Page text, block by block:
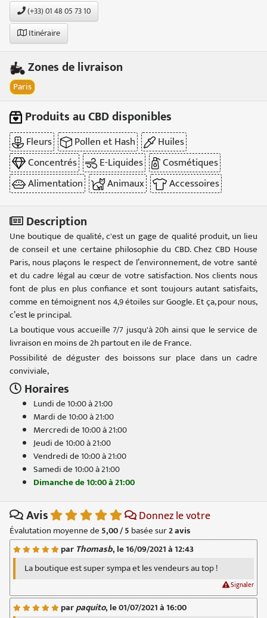
(+33) 01 48 05 73 10
Itinéraire
Zones de livraison
Paris
Produits au CBD disponibles
Fleurs Pollen et Hash
Huiles
Concentrés
E-Liquides
Cosmétiques
Alimentation
Animaux Accessoires
Description
Une boutique de qualité, c'est un gage de qualité produit, un lieu
de conseil et une certaine philosophie du CBD. Chez CBD House
Paris, nous plaçons le respect de l’environnement, de votre santé
et du cadre légal au cœur de votre satisfaction. Nos clients nous
font de plus en plus confiance et sont toujours autant satisfaits,
comme en témoignent nos 4,9 étoiles sur Google. Et ça, pour nous,
c’est le principal.
La boutique vous accueille 7/7 jusqu'à 20h ainsi que le service de
livraison en moins de 2h partout en ile de France.
Possibilité de déguster des boissons sur place dans un cadre
conviviale,
Horaires
Lundi de 10:00 à 21:00
Mardi de 10:00 à 21:00
Mercredi de 10:00 à 21:00
Jeudi de 10:00 à 21:00
Vendredi de 10:00 à 21:00
Samedi de 10:00 à 21:00
Dimanche de 10:00 à 21:00
Avis Donnez le votre
Évalutation moyenne de 5,00 / 5 basée sur2avis
par Thomasb, le 16/09/2021 à 12:43
La boutique est super sympa et les vendeurs au top !
Signaler
parpaquito, le 01/07/2021 à 16:00